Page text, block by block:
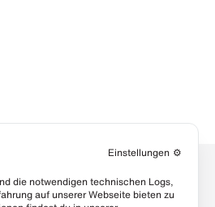
Links
Einstellungen ⚙️
die notwendigen technischen Logs,
auf unserer Webseite bieten zu